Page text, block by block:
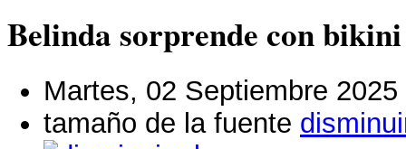
Belinda sorprende con bikini
Martes, 02 Septiembre 2025
tamaño de la fuente